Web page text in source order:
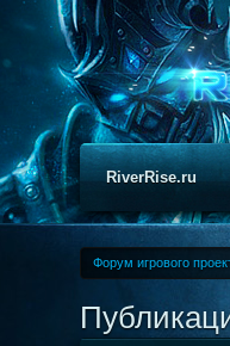
RiverRise.ru
Форум игрового